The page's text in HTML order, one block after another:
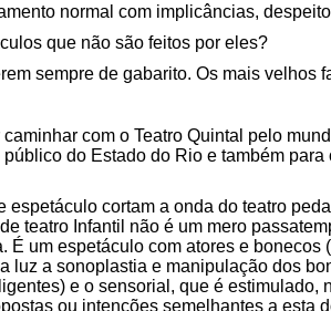
normal com implicâncias,
que não são feitos por eles?
sempre de gabarito. Os mais velhos
com o Teatro Quintal pelo
do Estado do Rio e também para
cortam a onda do teatro
teatro Infantil não é um mero
um espetáculo com atores e bonecos
luz a sonoplastia e manipulação dos
e o sensorial, que é estimulado,
ou intenções semelhantes a esta